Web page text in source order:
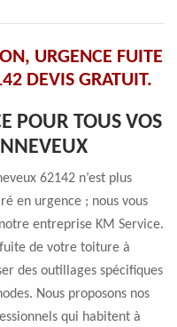
URGENCE FUITE
DEVIS GRATUIT.
POUR TOUS VOS
62142 n’est plus
en urgence ; nous vous
entreprise KM Service.
de votre toiture à
des outillages spécifiques
Nous proposons nos
qui habitent à